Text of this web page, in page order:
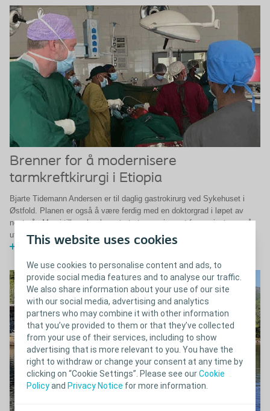
This website uses cookies
We use cookies to personalise content and ads, to
provide social media features and to analyse our traffic.
We also share information about your use of our site
with our social media, advertising and analytics
partners who may combine it with other information
that you’ve provided to them or that they’ve collected
from your use of their services, including to show
advertising that is more relevant to you. You have the
right to withdraw or change your consent at any time by
clicking on “Cookie Settings”. Please see ourCookie
Policyand Privacy Notice for more information.
Brenner for å modernisere
tarmkreftkirurgi i Etiopia
Bjarte Tidemann Andersen er til daglig gastrokirurg ved Sykehuset i
Østfold. Planen er også å være ferdig med en doktorgrad i løpet av
neste år. Men i tillegg har han et stort engasjement for pasienter også
utenfor Norge.
Les mer